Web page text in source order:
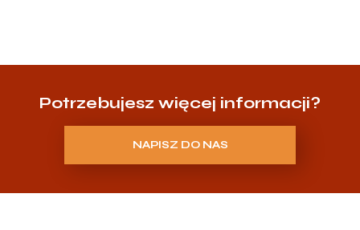
Potrzebujesz więcej informacji?
NAPISZ DO NAS